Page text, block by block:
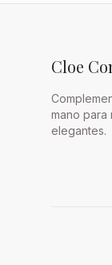
Cloe
mano para
elegantes.